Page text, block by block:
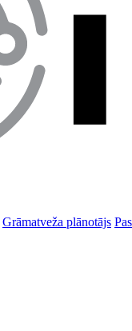
Grāmatveža plānotājs